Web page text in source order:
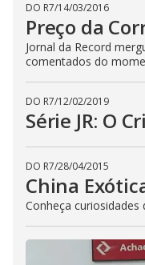
DO R7/14/03/2016
Preço da
Jornal da Record
comentados do
DO R7/12/02/2019
Série JR: O
DO R7/28/04/2015
China
Conheça curiosidades